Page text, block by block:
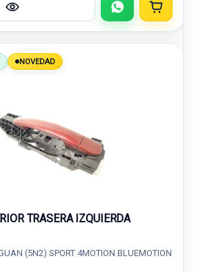
NOVEDAD
TRASERA IZQUIERDA
(5N2) SPORT 4MOTION BLUEMOTION